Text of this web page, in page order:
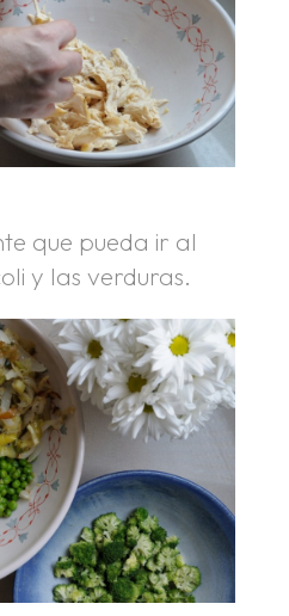
que pueda ir al
y las verduras.